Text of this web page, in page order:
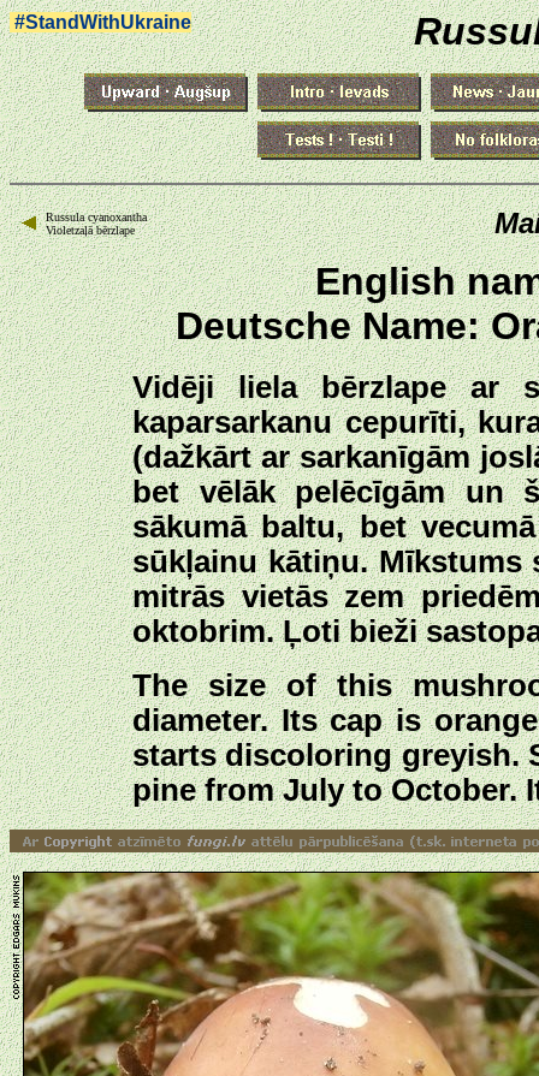
#StandWithUkraine
Russula cyanoxantha
Violetzaļā bērzlape
English
Deutsche Name:
Vidēji liela bērzlape ar
kaparsarkanu cepurīti,
(dažkārt ar sarkanīgām
bet vēlāk pelēcīgām un
sākumā baltu, bet
sūkļainu kātiņu. Mīkstums
mitrās vietās zem
oktobrim. Ļoti bieži
The size of this
diameter. Its cap is
starts discoloring greyish.
pine from July to October.